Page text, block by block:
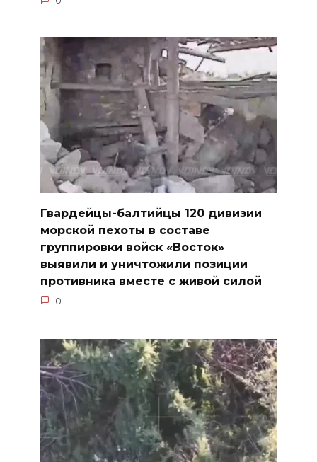
Гвардейцы-балтийцы 120 дивизии
морской пехоты в составе
группировки войск «Восток»
выявили и уничтожили позиции
противника вместе с живой силой
0